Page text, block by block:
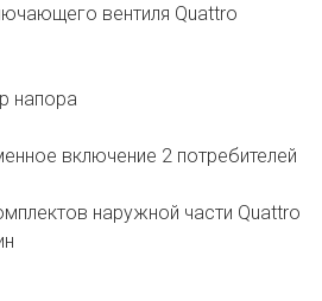
вентиля Quattro
напора
включение 2 потребителей
наружной части Quattro